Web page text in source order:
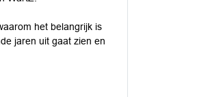
het belangrijk is
jaren uit gaat zien en